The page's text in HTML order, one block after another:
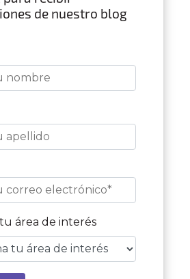
de nuestro blog
área de interés